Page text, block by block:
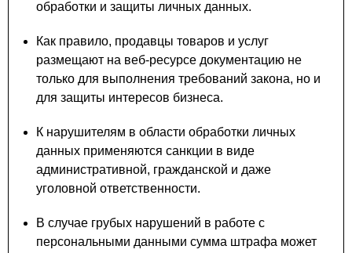
обработки и защиты личных данных.
Как правило, продавцы товаров и услуг
размещают на веб-ресурсе документацию не
только для выполнения требований закона, но и
для защиты интересов бизнеса.
К нарушителям в области обработки личных
данных применяются санкции в виде
административной, гражданской и даже
уголовной ответственности.
В случае грубых нарушений в работе с
персональными данными сумма штрафа может